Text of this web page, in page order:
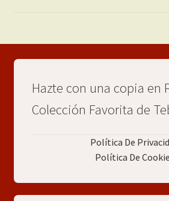
Hazte con una copia en
Colección Favorita de
Política De
Política De